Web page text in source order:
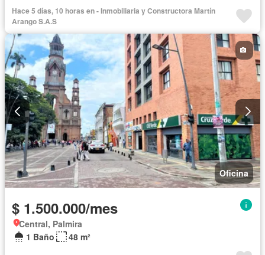
Hace 5 días, 10 horas en - Inmobiliaria y Constructora Martín
Arango S.A.S
Oficina
$ 1.500.000/mes
Central, Palmira
1 Baño
48 m²